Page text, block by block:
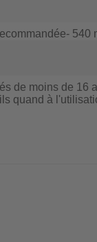
- 540
de moins de
quand à